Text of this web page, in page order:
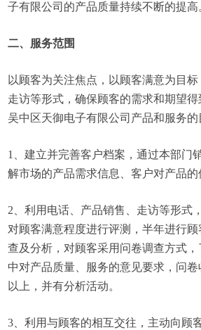
子有限公司的产品质量持续不断的提高
二、服务范围
以顾客为关注焦点，以顾客满意为目标
走访等形式，确保顾客的需求和期望
吴中区天御电子有限公司产品和服务的
1、建立并完善客户档案，通过本部门
解市场的产品需求信息、客户对产品的
2、利用电话、产品销售、走访等形式
对顾客满意程度进行评测，半年进行
查及分析，对顾客采用问卷调查方式
中对产品质量、服务的意见要求，问
以上，并有分析活动。
3、利用与顾客的相互交往，主动向顾